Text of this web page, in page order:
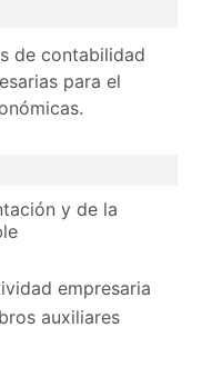
de contabilidad
para el
y de la
empresaria
auxiliares
contigo.